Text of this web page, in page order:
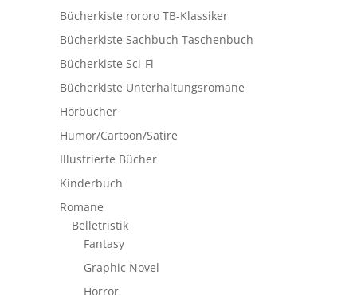
Bücherkiste rororo TB-Klassiker
Bücherkiste Sachbuch Taschenbuch
Bücherkiste Sci-Fi
Bücherkiste Unterhaltungsromane
Hörbücher
Humor/Cartoon/Satire
Illustrierte Bücher
Kinderbuch
Romane
Belletristik
Fantasy
Graphic Novel
Horror